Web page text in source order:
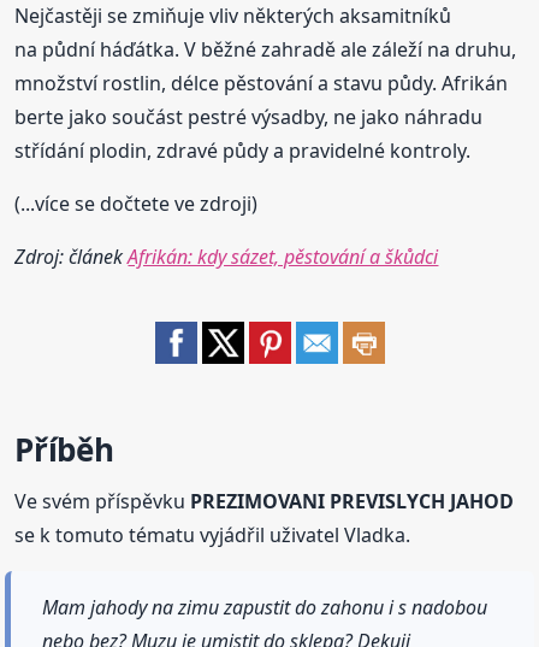
Nejčastěji se zmiňuje vliv některých aksamitníků
na půdní háďátka. V běžné zahradě ale záleží na druhu,
množství rostlin, délce pěstování a stavu půdy. Afrikán
berte jako součást pestré výsadby, ne jako náhradu
střídání plodin, zdravé půdy a pravidelné kontroly.
(...více se dočtete ve zdroji)
Zdroj: článekAfrikán: kdy sázet, pěstování a škůdci
Příběh
Ve svém příspěvku PREZIMOVANI PREVISLYCH JAHOD
se k tomuto tématu vyjádřil uživatel Vladka.
Mam jahody na zimu zapustit do zahonu i s nadobou
nebo bez? Muzu je umistit do sklepa? Dekuji